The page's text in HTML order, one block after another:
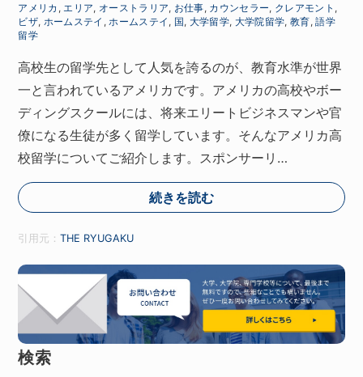
アメリカ , エリア, オーストラリア, お仕事, カウンセラー, クレアモント ,
ビザ, ホームステイ , ホームステイ , 国, 大学留学, 大学院留学, 教育,語学
留学
高校生の留学先として人気を誇るのが、教育水準が世界
一と言われているアメリカです。アメリカの高校やボー
ディングスクールには、将来エリートビジネスマンや官
僚になる生徒が多く留学しています。そんなアメリカ高
校留学についてご紹介します。スポンサーリ…
続きを読む
引用元：THE RYUGAKU
検索